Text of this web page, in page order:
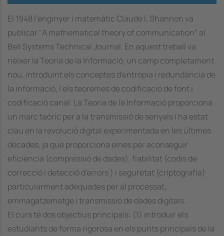
El 1948 l'enginyer i matemàtic Claude I. Shannon va
publicar "A mathematical theory of communication" al
Bell Systems Technical Journal. En aquest treball va
nèixer la Teoria de la Informació, un camp completament
nou, introduint els conceptes d'entropia i redundància de
la informació, i els teoremes de codificació de font i
codificació canal. La Teoria de la Informació proporciona
un marc teòric per a la transmissió de senyals i ha estat
clau en la revolució digital experimentada en les últimes
dècades, ja que proporciona eines per aconseguir
eficiència (compressió de dades), fiabilitat (codis de
correcció i detecció d'errors ) i seguretat (criptografia)
particularment adequades per al processat,
emmagatzematge i transmissió de dades digitals.
El curs té dos objectius principals: (1) introduir els
estudiants de forma rigorosa en els punts principals de la